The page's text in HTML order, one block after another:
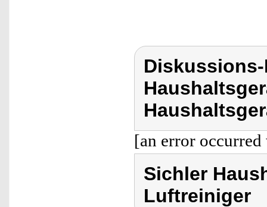
[an error
Sichler
Luftreiniger